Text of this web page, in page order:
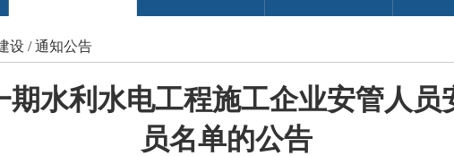
设 /通知公告
期水利水电工程施工企业安管人员
员名单的公告